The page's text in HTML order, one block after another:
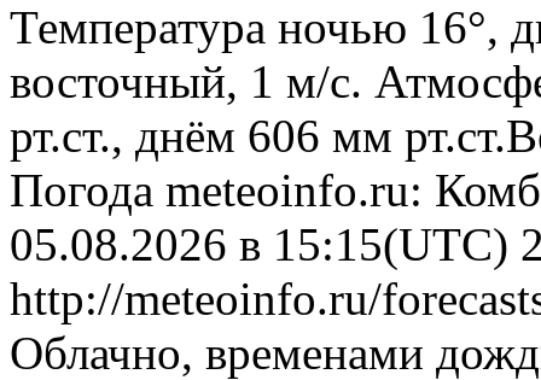
Температура ночью 16°,
восточный, 1 м/с.
рт.ст., днём 606 мм
Погода meteoinfo.ru:
05.08.2026 в 15:15(UTC)
http://meteoinfo.ru/
Облачно, временами